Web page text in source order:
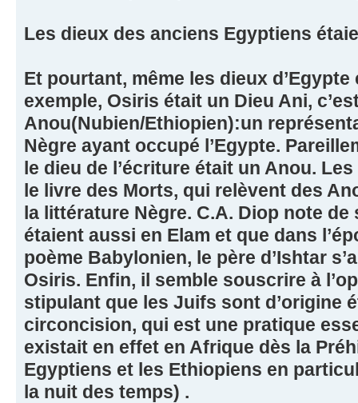
Les dieux des anciens Egyptiens
Et pourtant, même les dieux
exemple, Osiris était un Dieu Ani,
Anou(Nubien/Ethiopien):un
Nègre ayant occupé l’Egypte.
le dieu de l’écriture était un Anou.
le livre des Morts, qui relèvent des
la littérature Nègre. C.A. Diop note
étaient aussi en Elam et que dans
poème Babylonien, le père d’Ishtar
Osiris. Enfin, il semble souscrire à
stipulant que les Juifs sont d’origine
circoncision, qui est une pratique
existait en effet en Afrique dès la
Egyptiens et les Ethiopiens en
la nuit des temps) .